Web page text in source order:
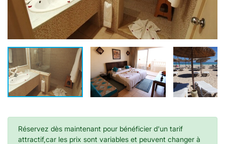
Réservez dès maintenant pour bénéficier d'un tarif
attractif,car les prix sont variables et peuvent changer à